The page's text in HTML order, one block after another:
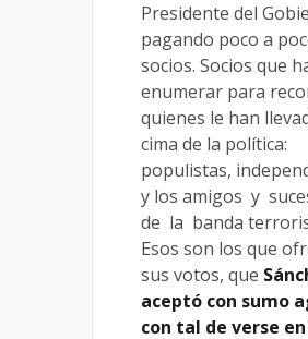
Presidente del
pagando poco a
socios. Socios que
enumerar para
quienes le han
cima de la política:
populistas,
y los amigos y
de la banda
Esos son los que
sus votos, que
aceptó con sumo
con tal de verse